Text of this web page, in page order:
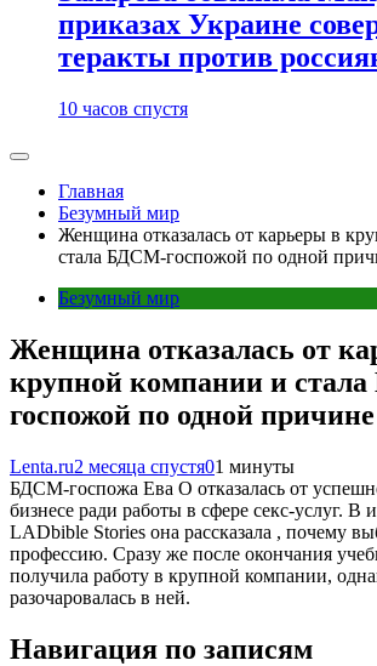
приказах Украине
теракты против
10 часов спустя
Главная
Безумный мир
Женщина отказалась от карьеры в
стала БДСМ-госпожой по одной
Безумный мир
Женщина отказалась от
крупной компании и
госпожой по одной причине
Lenta.ru2 месяца спустя01 минуты
БДСМ-госпожа Ева О отказалась от
бизнесе ради работы в сфере секс-услуг. В
LADbible Stories она рассказала , почему
профессию. Сразу же после окончания
получила работу в крупной компании,
разочаровалась в ней.
Навигация по записям